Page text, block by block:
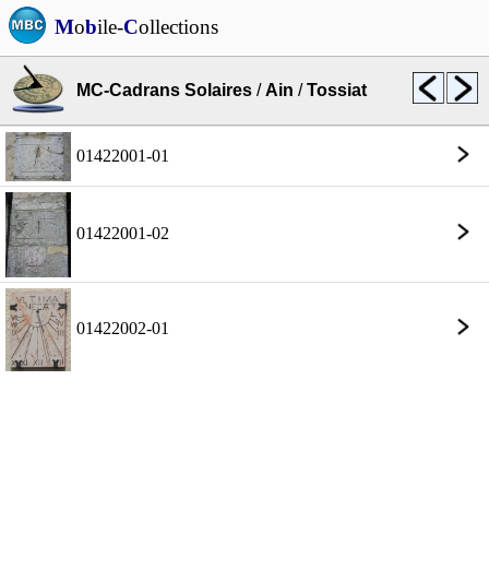
Mobile-Collections
MC-Cadrans Solaires /Ain /Tossiat
01422001-01
01422001-02
01422002-01